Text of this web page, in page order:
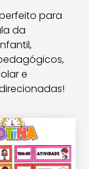
para
da
e